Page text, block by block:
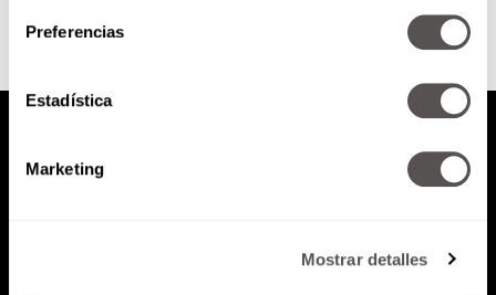
Preferencias
Estadística
Marketing
Mostrar detalles
Política de Privacidad